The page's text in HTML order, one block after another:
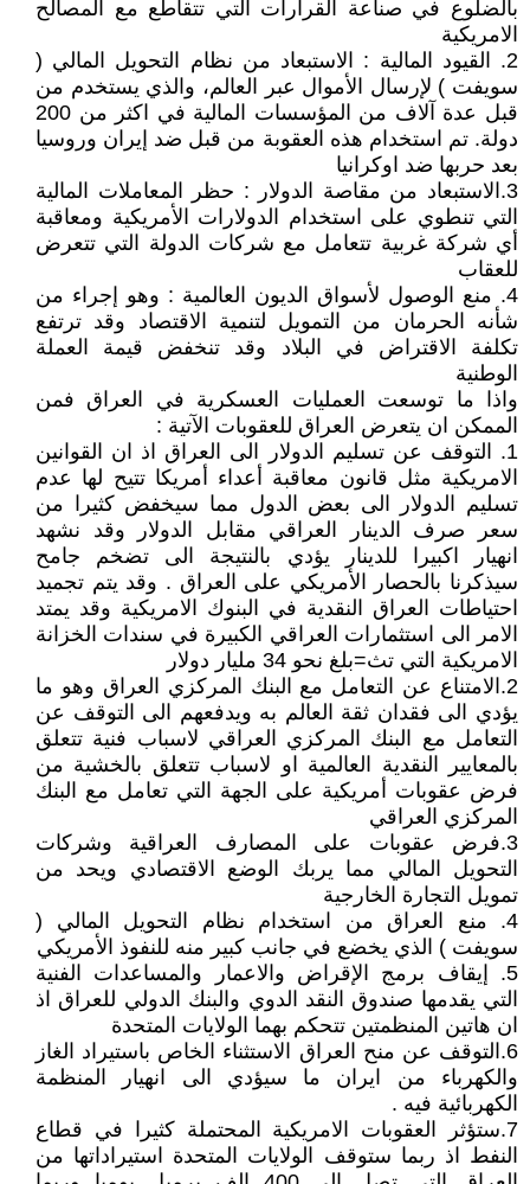
بالضلوع في صناعة القرارات التي تتقاطع مع المصالح
الامريكية
2. القيود المالية : الاستبعاد من نظام التحويل المالي (
سويفت ) لإرسال الأموال عبر العالم، والذي يستخدم من
قبل عدة آلاف من المؤسسات المالية في اكثر من 200
دولة. تم استخدام هذه العقوبة من قبل ضد إيران وروسيا
بعد حربها ضد اوكرانيا
3.الاستبعاد من مقاصة الدولار : حظر المعاملات المالية
التي تنطوي على استخدام الدولارات الأمريكية ومعاقبة
أي شركة غربية تتعامل مع شركات الدولة التي تتعرض
للعقاب
4. منع الوصول لأسواق الديون العالمية : وهو إجراء من
شأنه الحرمان من التمويل لتنمية الاقتصاد وقد ترتفع
تكلفة الاقتراض في البلاد وقد تنخفض قيمة العملة
الوطنية
واذا ما توسعت العمليات العسكرية في العراق فمن
الممكن ان يتعرض العراق للعقوبات الآتية :
1. التوقف عن تسليم الدولار الى العراق اذ ان القوانين
الامريكية مثل قانون معاقبة أعداء أمريكا تتيح لها عدم
تسليم الدولار الى بعض الدول مما سيخفض كثيرا من
سعر صرف الدينار العراقي مقابل الدولار وقد نشهد
انهيار اكبيرا للدينار يؤدي بالنتيجة الى تضخم جامح
سيذكرنا بالحصار الأمريكي على العراق . وقد يتم تجميد
احتياطات العراق النقدية في البنوك الامريكية وقد يمتد
الامر الى استثمارات العراقي الكبيرة في سندات الخزانة
الامريكية التي تث=بلغ نحو 34 مليار دولار
2.الامتناع عن التعامل مع البنك المركزي العراق وهو ما
يؤدي الى فقدان ثقة العالم به ويدفعهم الى التوقف عن
التعامل مع البنك المركزي العراقي لاسباب فنية تتعلق
بالمعايير النقدية العالمية او لاسباب تتعلق بالخشية من
فرض عقوبات أمريكية على الجهة التي تعامل مع البنك
المركزي العراقي
3.فرض عقوبات على المصارف العراقية وشركات
التحويل المالي مما يربك الوضع الاقتصادي ويحد من
تمويل التجارة الخارجية
4. منع العراق من استخدام نظام التحويل المالي (
سويفت ) الذي يخضع في جانب كبير منه للنفوذ الأمريكي
5. إيقاف برمج الإقراض والاعمار والمساعدات الفنية
التي يقدمها صندوق النقد الدوي والبنك الدولي للعراق اذ
ان هاتين المنظمتين تتحكم بهما الولايات المتحدة
6.التوقف عن منح العراق الاستثناء الخاص باستيراد الغاز
والكهرباء من ايران ما سيؤدي الى انهيار المنظمة
الكهربائية فيه .
7.ستؤثر العقوبات الامريكية المحتملة كثيرا في قطاع
النفط اذ ربما ستوقف الولايات المتحدة استيراداتها من